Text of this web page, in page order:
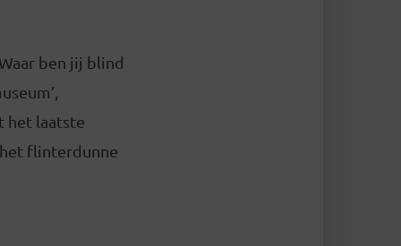
ben jij blind
het laatste
flinterdunne